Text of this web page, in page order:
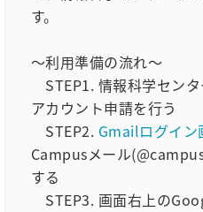
す。
～利用準備の流れ～
STEP1. 情報科学セン
アカウント申請を行う
STEP2. Gmailログイン
Campusメール
する
STEP3. 画面右上の